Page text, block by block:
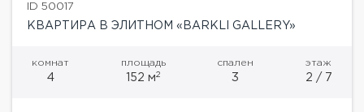
ID 50017
КВАРТИРА В ЭЛИТНОМ «BARKLI GALLERY»
комнат
4
площадь
152 м2
спален
3
этаж
2 / 7